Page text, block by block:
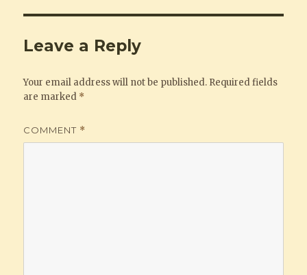
Leave a Reply
Your email address will not be published. Required fields
are marked *
COMMENT *